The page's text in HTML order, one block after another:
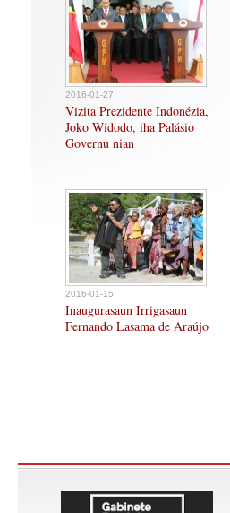
2016-01-27
Vizita Prezidente Indonézia,
Joko Widodo, iha Palásio
Governu nian
2016-01-15
Inaugurasaun Irrigasaun
Fernando Lasama de Araújo